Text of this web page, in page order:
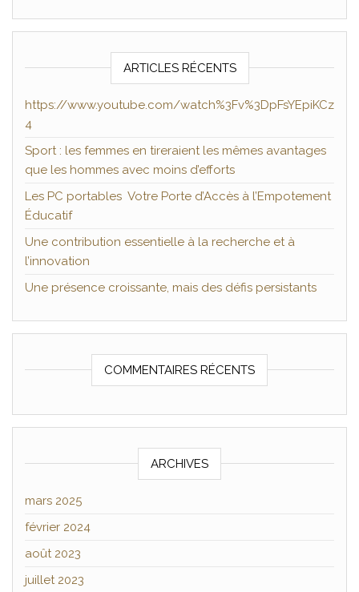
ARTICLES RÉCENTS
https://www.youtube.com/watch%3Fv%3DpFsYEpiKCz
4
Sport : les femmes en tireraient les mêmes avantages
que les hommes avec moins d’efforts
Les PC portables Votre Porte d’Accès à l’Empotement
Éducatif
Une contribution essentielle à la recherche et à
l’innovation
Une présence croissante, mais des défis persistants
COMMENTAIRES RÉCENTS
ARCHIVES
mars 2025
février 2024
août 2023
juillet 2023